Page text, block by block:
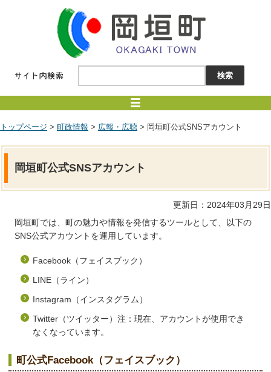
トップページ > 町政情報 > 広報・広聴 > 岡垣町公式SNSアカウント
岡垣町公式SNSアカウント
更新日：2024年03月29日
岡垣町では、町の魅力や情報を発信するツールとして、以下の
SNS公式アカウントを運用しています。
Facebook（フェイスブック）
LINE（ライン）
Instagram（インスタグラム）
Twitter（ツイッター）注：現在、アカウントが使用でき
なくなっています。
町公式Facebook（フェイスブック）